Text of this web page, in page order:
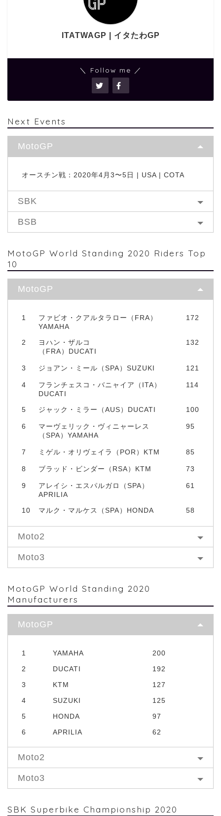
ITATWAGP | イタたわGP
＼ Follow me ／
Next Events
MotoGP
オースチン戦：2020年4月3〜5日 | USA | COTA
SBK
BSB
MotoGP World Standing 2020 Riders Top
10
MotoGP
1
ファビオ・クアルタラロー（FRA）
YAMAHA
172
2
ヨハン・ザルコ
（FRA）DUCATI
132
3 ジョアン・ミール（SPA）SUZUKI 121
4
フランチェスコ・バニャイア（ITA）
DUCATI
114
5 ジャック・ミラー（AUS）DUCATI 100
6
マーヴェリック・ヴィニャーレス
（SPA）YAMAHA
95
7 ミゲル・オリヴェイラ（POR）KTM 85
8 ブラッド・ビンダー（RSA）KTM 73
9
アレイシ・エスパルガロ（SPA）
APRILIA
61
10 マルク・マルケス（SPA）HONDA 58
Moto2
Moto3
MotoGP World Standing 2020
Manufacturers
MotoGP
1 YAMAHA
200
2
DUCATI
192
3
KTM
127
4
SUZUKI
125
5
HONDA
97
6
APRILIA 62
Moto2
Moto3
SBK Superbike Championship 2020